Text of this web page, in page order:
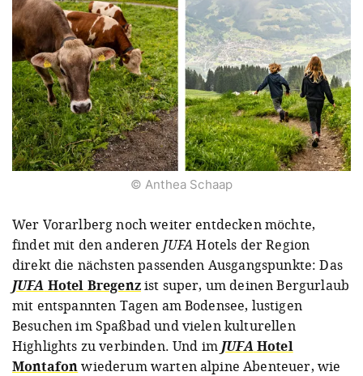
© Anthea Schaap
Wer Vorarlberg noch weiter entdecken möchte,
findet mit den anderen JUFAHotels der Region
direkt die nächsten passenden Ausgangspunkte: Das
JUFA Hotel Bregenzist super, um deinen Bergurlaub
mit entspannten Tagen am Bodensee, lustigen
Besuchen im Spaßbad und vielen kulturellen
Highlights zu verbinden. Und im JUFAHotel
Montafonwiederum warten alpine Abenteuer, wie